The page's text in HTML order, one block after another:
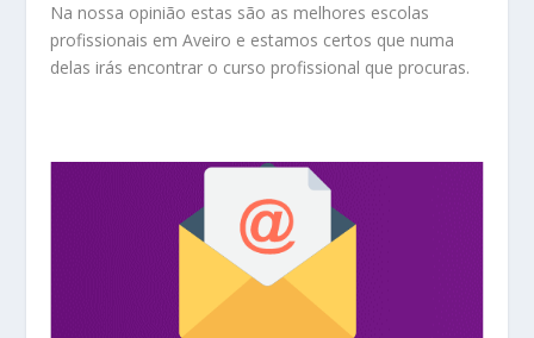
Na nossa opinião estas são as melhores escolas
profissionais em Aveiro e estamos certos que numa
delas irás encontrar o curso profissional que procuras.